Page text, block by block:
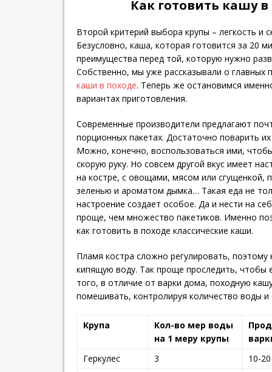
Как готовить кашу
Второй критерий выбора крупы – легкость и
Безусловно, каша, которая готовится за 20
преимущества перед той, которую нужно
Собственно, мы уже рассказывали о главных
каши в походе. Теперь же остановимся
вариантах приготовления.
Современные производители предлагают
порционных пакетах. Достаточно поварить
Можно, конечно, воспользоваться ими,
скорую руку. Но совсем другой вкус имеет
на костре, с овощами, мясом или сгущенкой,
зеленью и ароматом дымка… Такая еда не
настроение создает особое. Да и нести на
проще, чем множество пакетиков. Именно
как готовить в походе классические каши.
Пламя костра сложно регулировать, поэтому
кипящую воду. Так проще проследить, чтобы
того, в отличие от варки дома, походную
помешивать, контролируя количество воды и
Крупа
Кол-во мер воды
на 1 меру крупы
Геркулес
3
10-20